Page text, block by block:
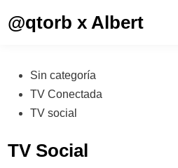
@qtorb x Albert
Publicado
en
Sin categoría
TV Conectada
TV social
TV Social